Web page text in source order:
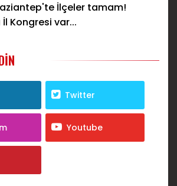
İlçeler tamam!
İl Kongresi var...
Twitter
Youtube